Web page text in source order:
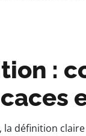
:
définition claire